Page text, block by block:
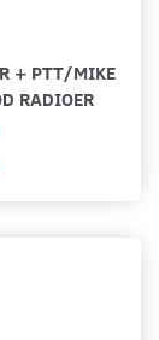
+ PTT/MIKE
RADIOER